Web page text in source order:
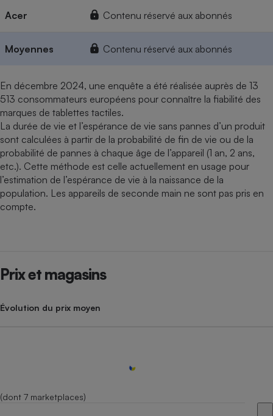
Acer Contenu réservé aux abonnés
Moyennes Contenu réservé aux abonnés
En décembre 2024, une enquête a été réalisée auprès de 13
513 consommateurs européens pour connaître la fiabilité des
marques de tablettes tactiles.
La durée de vie et l’espérance de vie sans pannes d’un produit
sont calculées à partir de la probabilité de fin de vie ou de la
probabilité de pannes à chaque âge de l’appareil (1 an, 2 ans,
etc.). Cette méthode est celle actuellement en usage pour
l’estimation de l’espérance de vie à la naissance de la
population. Les appareils de seconde main ne sont pas pris en
compte.
Prix et magasins
Évolution du prix moyen
(dont 7 marketplaces)